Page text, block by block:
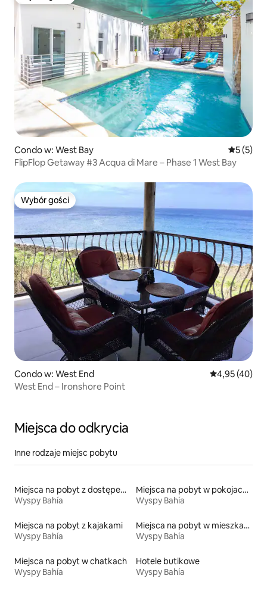
Condo w: West Bay Średnia
5 (5)
FlipFlop Getaway #3 Acqua di Mare – Phase 1 West Bay
Wybór gości
Wybór gości
Condo w: West End Średnia
4,95 (40)
West End – Ironshore Point
Miejsca do odkrycia
Inne rodzaje miejsc pobytu
Miejsca na pobyt z dostępem do plaży
Wyspy Bahía
Miejsca na pobyt w pokojach prywatnych z łazienką
Wyspy Bahía
Miejsca na pobyt z kajakami
Wyspy Bahía
Miejsca na pobyt w mieszkaniach
Wyspy Bahía
Miejsca na pobyt w chatkach
Wyspy Bahía
Hotele butikowe
Wyspy Bahía